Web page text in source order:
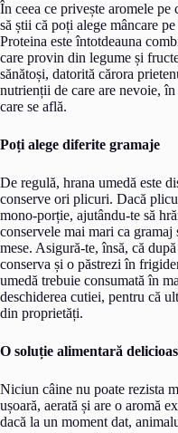
În ceea ce privește aromele
să știi că poți alege mâncare
Proteina este întotdeauna
care provin din legume și
sănătoși, datorită cărora
nutrienții de care are nevoie,
care se află.
Poți alege diferite gramaje
De regulă, hrana umedă este
conserve ori plicuri. Dacă
mono-porție, ajutându-te să
conservele mai mari ca
mese. Asigură-te, însă, că
conserva și o păstrezi în
umedă trebuie consumată în
deschiderea cutiei, pentru că
din proprietăți.
O soluție alimentară
Niciun câine nu poate rezista
ușoară, aerată și are o aromă
dacă la un moment dat,